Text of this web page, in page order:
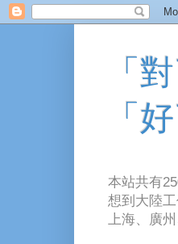
「
「
本站共有
想到大陸
上海、廣